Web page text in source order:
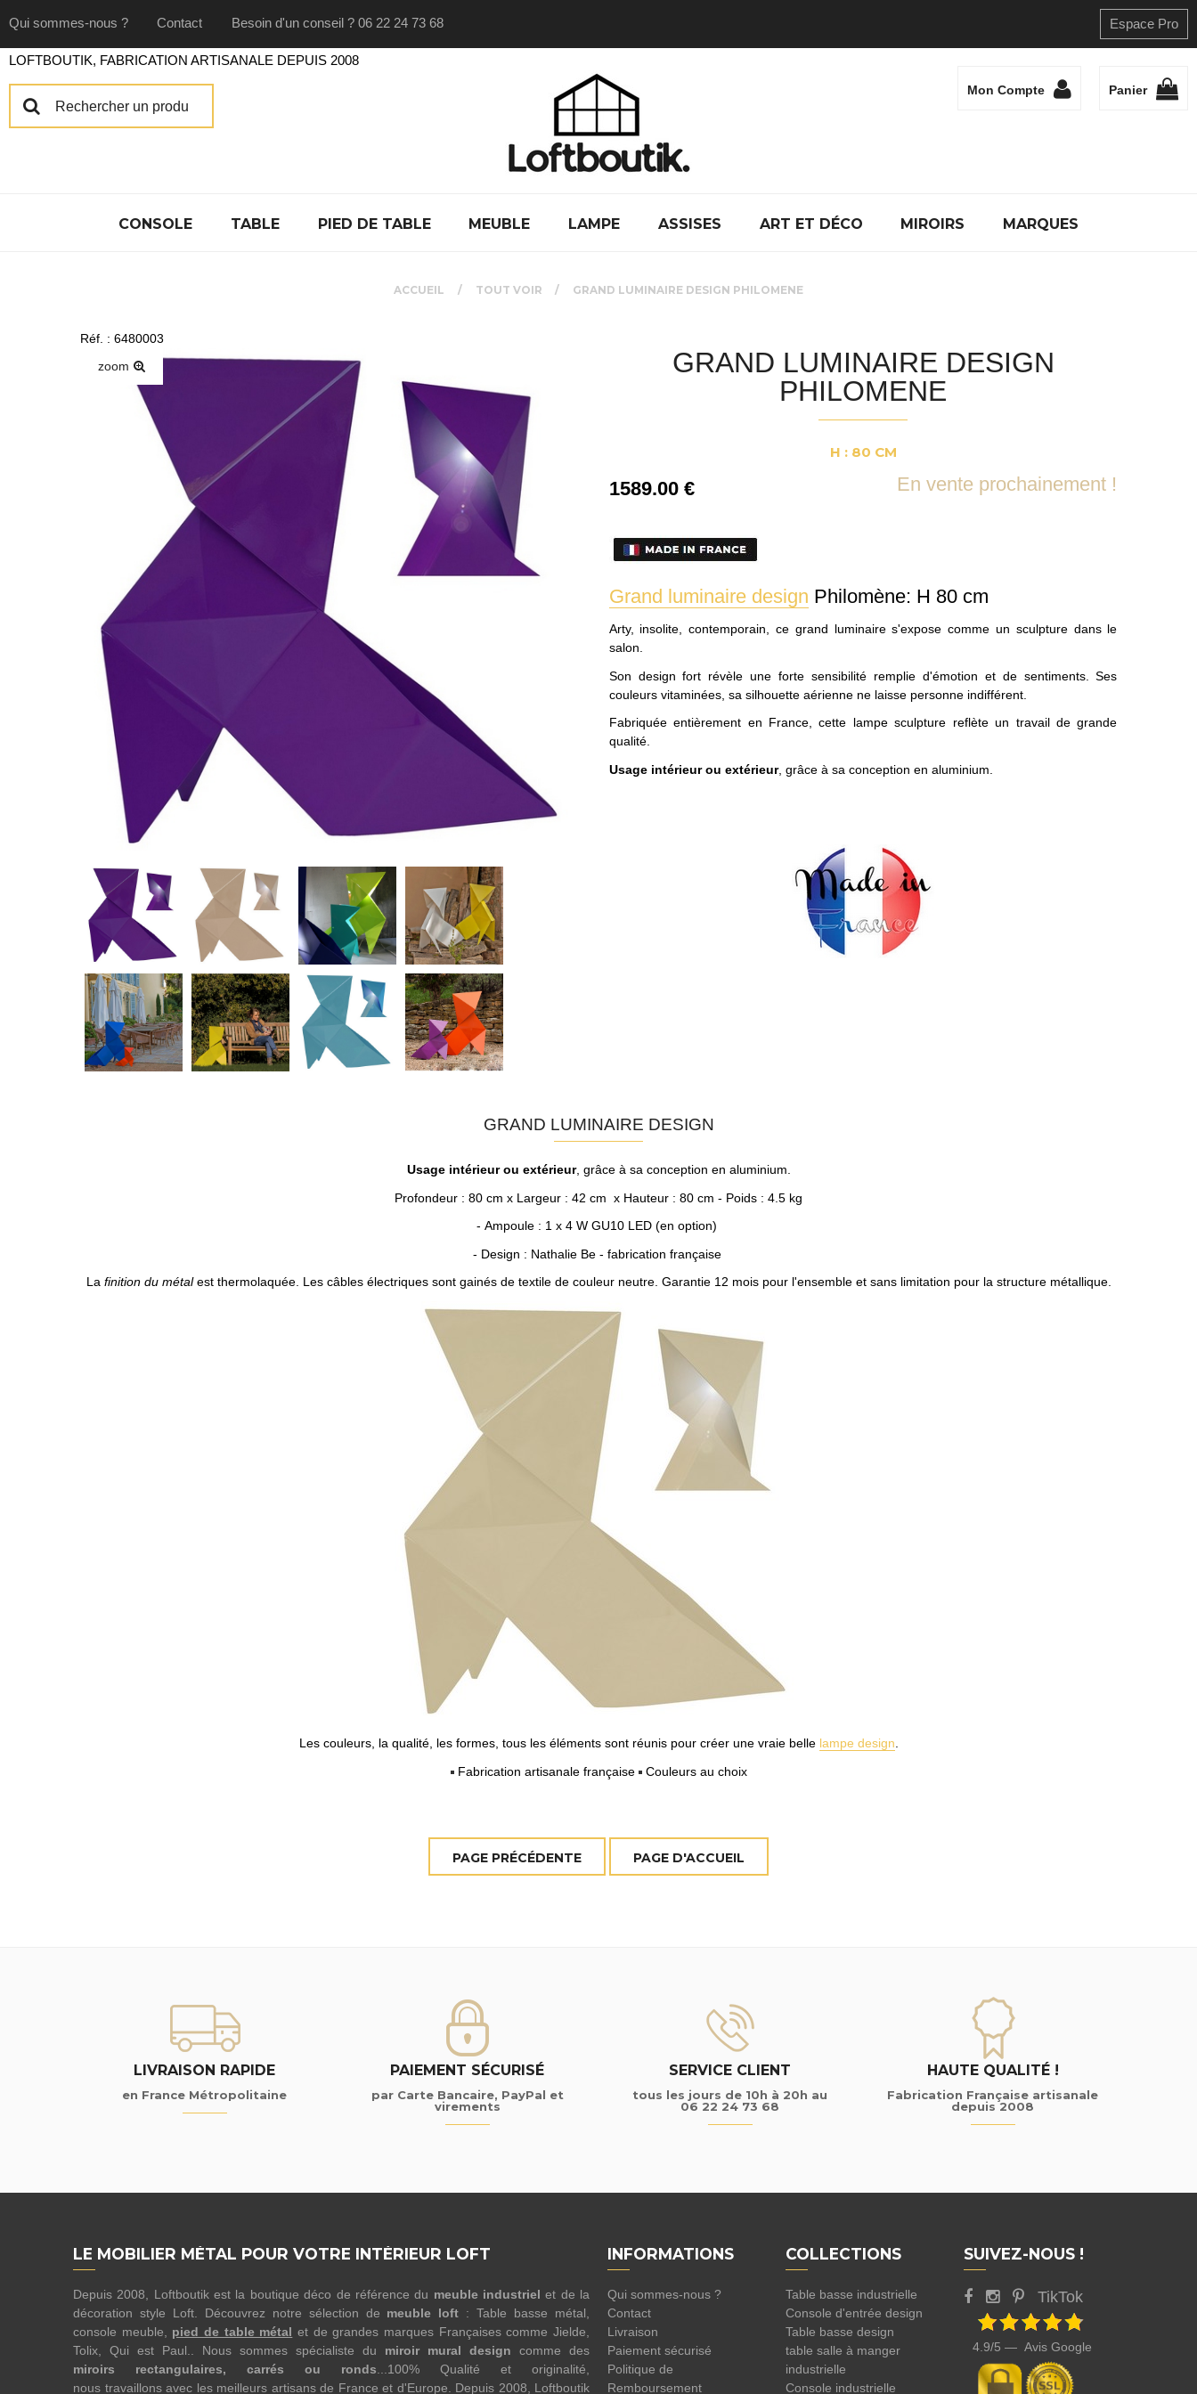
Qui sommes-nous ? Contact Besoin d'un conseil ? 06 22 24 73 68 Espace Pro
Mon Compte Panier
CONSOLE TABLE PIED DE TABLE MEUBLE LAMPE ASSISES ART ET DÉCO MIROIRS MARQUES
ACCUEIL TOUT VOIR GRAND LUMINAIRE DESIGN PHILOMENE
Réf. : 6480003
zoom
GRAND LUMINAIRE DESIGN
PHILOMENE
H : 80 CM
1589.00€ En vente prochainement !
Grand luminaire design Philomène: H 80 cm
Arty, insolite, contemporain, ce grand luminaire s'expose comme un sculpture dans le
salon.
Son design fort révèle une forte sensibilité remplie d'émotion et de sentiments. Ses
couleurs vitaminées, sa silhouette aérienne ne laisse personne indifférent.
Fabriquée entièrement en France, cette lampe sculpture reflète un travail de grande
qualité.
Usage intérieur ou extérieur, grâce à sa conception en aluminium.
GRAND LUMINAIRE DESIGN
Usage intérieur ou extérieur, grâce à sa conception en aluminium.
Profondeur : 80 cm x Largeur : 42 cm x Hauteur : 80 cm - Poids : 4.5 kg
- Ampoule : 1 x 4 W GU10 LED (en option)
- Design : Nathalie Be - fabrication française
La finition du métalest thermolaquée. Les câbles électriques sont gainés de textile de couleur neutre. Garantie 12 mois pour l'ensemble et sans limitation pour la structure métallique.
Les couleurs, la qualité, les formes, tous les éléments sont réunis pour créer une vraie belle lampe design.
Fabrication artisanale française
Couleurs au choix
LIVRAISON RAPIDE
en France Métropolitaine
PAIEMENT SÉCURISÉ
par Carte Bancaire, PayPal et
virements
SERVICE CLIENT
tous les jours de 10h à 20h au
06 22 24 73 68
HAUTE QUALITÉ !
Fabrication Française artisanale
depuis 2008
LE MOBILIER MÉTAL POUR VOTRE INTÉRIEUR LOFT
Depuis 2008, Loftboutik est la boutique déco de référence du meuble industriel et de la
décoration style Loft. Découvrez notre sélection de meuble loft : Table basse métal,
console meuble, pied de table métal et de grandes marques Françaises comme Jielde,
Tolix, Qui est Paul.. Nous sommes spécialiste du miroir mural design comme des
miroirs rectangulaires, carrés ou ronds ...100% Qualité et originalité,
nous travaillons avec les meilleurs artisans de France et d'Europe. Depuis 2008, Loftboutik
INFORMATIONS
Qui sommes-nous ?
Contact
Livraison
Paiement sécurisé
Politique de
Remboursement
COLLECTIONS
Table basse industrielle
Console d'entrée design
Table basse design
table salle à manger
industrielle
Console industrielle
SUIVEZ-NOUS !
TikTok
4.9/5 — Avis Google
LOFTBOUTIK, FABRICATION ARTISANALE DEPUIS 2008